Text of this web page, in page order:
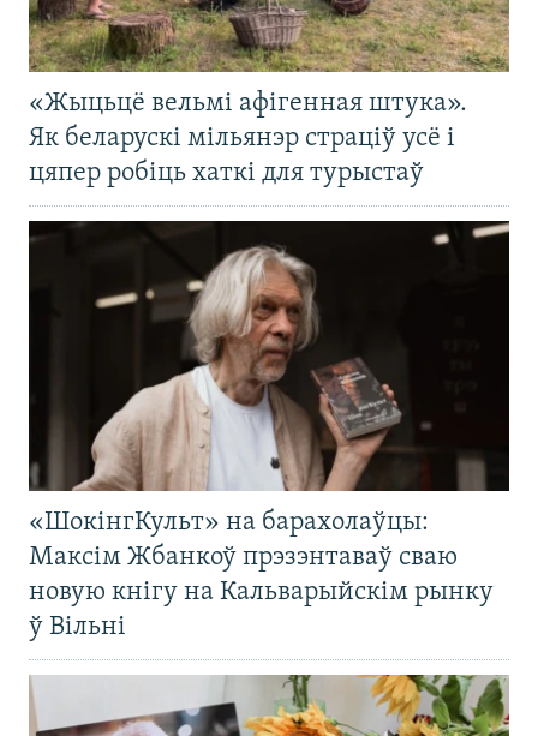
«Жыцьцё вельмі афігенная штука».
Як беларускі мільянэр страціў усё і
цяпер робіць хаткі для турыстаў
«ШокінгКульт» на барахолаўцы:
Максім Жбанкоў прэзэнтаваў сваю
новую кнігу на Кальварыйскім рынку
ў Вільні